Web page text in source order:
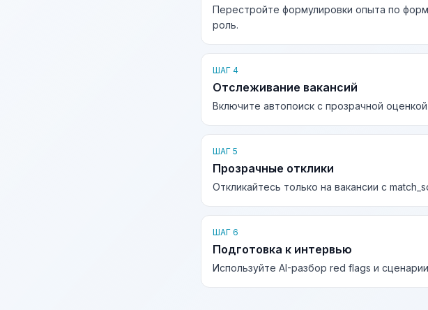
Перестройте формулировки опыта по
роль.
ШАГ 4
Отслеживание вакансий
Включите автопоиск с прозрачной
ШАГ 5
Прозрачные отклики
Откликайтесь только на вакансии с
ШАГ 6
Подготовка к интервью
Используйте AI-разбор red flags и